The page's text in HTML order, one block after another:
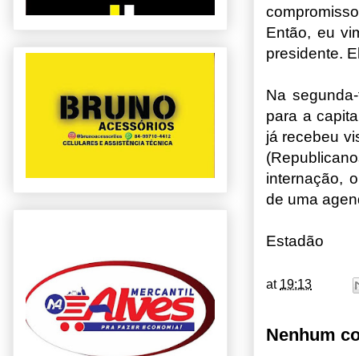
Então, eu
presidente.
Na
para a
já recebeu
internação,
de uma
Estadão
at 19:13
Nenhum